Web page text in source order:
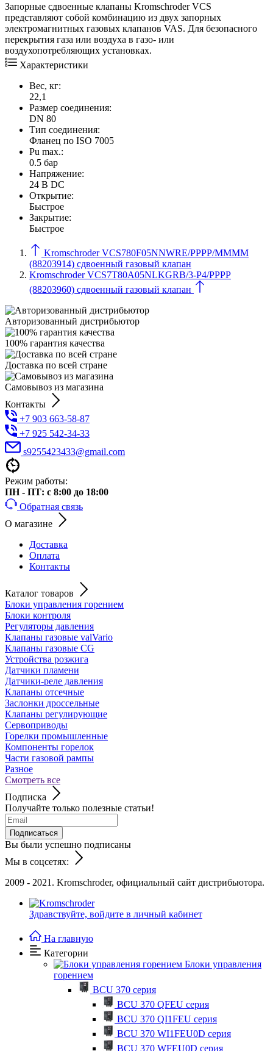
Запорные сдвоенные клапаны Kromschroder VCS
представляют собой комбинацию из двух запорных
электромагнитных газовых клапанов VAS. Для безопасного
перекрытия газа или воздуха в газо- или
воздухопотребляющих установках.
Характеристики
Вес, кг:
22,1
Размер соединения:
DN 80
Тип соединения:
Фланец по ISO 7005
Pu max.:
0.5 бар
Напряжение:
24 В DC
Открытие:
Быстрое
Закрытие:
Быстрое
Kromschroder VCS780F05NNWRE/PPPP/MMMM
(88203914) сдвоенный газовый клапан
Kromschroder VCS7T80A05NLKGRB/3-P4/PPPP
(88203960) сдвоенный газовый клапан
Авторизованный дистрибьютор
100% гарантия качества
Доставка по всей стране
Самовывоз из магазина
Контакты
+7 903 663-58-87
+7 925 542-34-33
s9255423433@gmail.com
Режим работы:
ПН - ПТ: с 8:00 до 18:00
Обратная связь
О магазине
Доставка
Оплата
Контакты
Каталог товаров
Блоки управления горением
Блоки контроля
Регуляторы давления
Клапаны газовые valVario
Клапаны газовые CG
Устройства розжига
Датчики пламени
Датчики-реле давления
Клапаны отсечные
Заслонки дроссельные
Клапаны регулирующие
Сервоприводы
Горелки промышленные
Компоненты горелок
Части газовой рампы
Разное
Смотреть все
Подписка
Получайте только полезные статьи!
Подписаться
Вы были успешно подписаны
Мы в соцсетях:
2009 - 2021. Kromschroder, официальный сайт дистрибьютора.
Здравствуйте, войдите в личный кабинет
На главную
Категории
Блоки управления
горением
BCU 370 серия
BCU 370 QFEU серия
BCU 370 QI1FEU серия
BCU 370 WI1FEU0D серия
BCU 370 WFEU0D серия